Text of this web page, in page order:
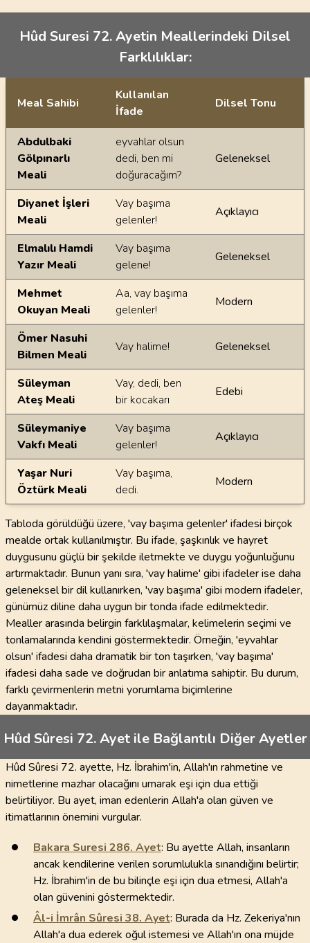
Hûd Suresi 72. Ayetin Meallerindeki Dilsel
Farklılıklar:
Ayetin meallerindeki dilsel farklılıklar
Meal Sahibi
Kullanılan
İfade
Dilsel Tonu
Abdulbaki
Gölpınarlı
Meali
eyvahlar olsun
dedi, ben mi
doğuracağım?
Geleneksel
Diyanet İşleri
Meali
Vay başıma
gelenler!
Açıklayıcı
Elmalılı Hamdi
Yazır Meali
Vay başıma
gelene!
Geleneksel
Mehmet
Okuyan Meali
Aa, vay başıma
gelenler!
Modern
Ömer Nasuhi
Bilmen Meali
Vay halime! Geleneksel
Süleyman
Ateş Meali
Vay, dedi, ben
bir kocakarı
Edebi
Süleymaniye
Vakfı Meali
Vay başıma
gelenler!
Açıklayıcı
Yaşar Nuri
Öztürk Meali
Vay başıma,
dedi.
Modern
Tabloda görüldüğü üzere, 'vay başıma gelenler' ifadesi birçok
mealde ortak kullanılmıştır. Bu ifade, şaşkınlık ve hayret
duygusunu güçlü bir şekilde iletmekte ve duygu yoğunluğunu
artırmaktadır. Bunun yanı sıra, 'vay halime' gibi ifadeler ise daha
geleneksel bir dil kullanırken, 'vay başıma' gibi modern ifadeler,
günümüz diline daha uygun bir tonda ifade edilmektedir.
Mealler arasında belirgin farklılaşmalar, kelimelerin seçimi ve
tonlamalarında kendini göstermektedir. Örneğin, 'eyvahlar
olsun' ifadesi daha dramatik bir ton taşırken, 'vay başıma'
ifadesi daha sade ve doğrudan bir anlatıma sahiptir. Bu durum,
farklı çevirmenlerin metni yorumlama biçimlerine
dayanmaktadır.
Hûd Sûresi 72. Ayet ile Bağlantılı Diğer Ayetler
Hûd Sûresi 72. ayette, Hz. İbrahim'in, Allah'ın rahmetine ve
nimetlerine mazhar olacağını umarak eşi için dua ettiği
belirtiliyor. Bu ayet, iman edenlerin Allah'a olan güven ve
itimatlarının önemini vurgular.
Bakara Suresi 286. Ayet: Bu ayette Allah, insanların
ancak kendilerine verilen sorumlulukla sınandığını belirtir;
Hz. İbrahim'in de bu bilinçle eşi için dua etmesi, Allah'a
olan güvenini göstermektedir.
Âl-i İmrân Sûresi 38. Ayet: Burada da Hz. Zekeriya'nın
Allah'a dua ederek oğul istemesi ve Allah'ın ona müjde